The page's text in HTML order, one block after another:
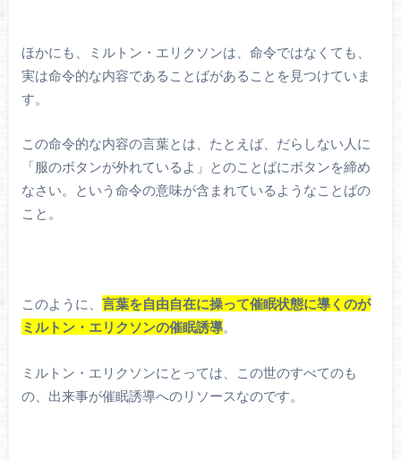
ほかにも、ミルトン・エリクソンは、命令ではなくても、
実は命令的な内容であることばがあることを見つけていま
す。
この命令的な内容の言葉とは、たとえば、だらしない人に
「服のボタンが外れているよ」とのことばにボタンを締め
なさい。という命令の意味が含まれているようなことばの
こと。
このように、 言葉を自由自在に操って催眠状態に導くのが
ミルトン・エリクソンの催眠誘導。
ミルトン・エリクソンにとっては、この世のすべてのも
の、出来事が催眠誘導へのリソースなのです。